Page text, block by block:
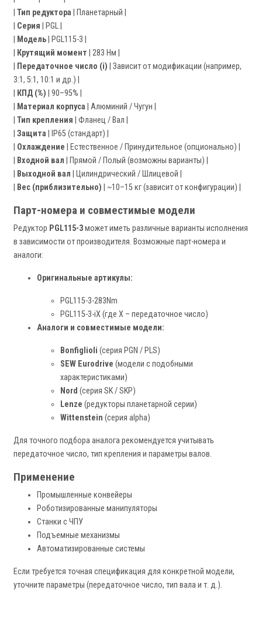
Тип редуктора | Планетарный |
Серия | PGL |
Модель | PGL115-3 |
Крутящий момент | 283 Нм |
Передаточное число (i) | Зависит от модификации (например,
3:1, 5:1, 10:1 и др.) |
КПД (%) | 90–95% |
Материал корпуса | Алюминий / Чугун |
Тип крепления | Фланец / Вал |
Защита | IP65 (стандарт) |
Охлаждение | Естественное / Принудительное (опционально) |
Входной вал | Прямой / Полый (возможны варианты) |
Выходной вал | Цилиндрический / Шлицевой |
Вес (приблизительно) | ~10–15 кг (зависит от конфигурации) |
Парт-номера и совместимые модели
Редуктор PGL115-3может иметь различные варианты исполнения
в зависимости от производителя. Возможные парт-номера и
аналоги:
Оригинальные артикулы:
PGL115-3-283Nm
PGL115-3-iX (где X – передаточное число)
Аналоги и совместимые модели:
Bonfiglioli (серия PGN / PLS)
SEW Eurodrive (модели с подобными
характеристиками)
Nord (серия SK / SKP)
Lenze (редукторы планетарной серии)
Wittenstein (серия alpha)
Для точного подбора аналога рекомендуется учитывать
передаточное число, тип крепления и параметры валов.
Применение
Промышленные конвейеры
Роботизированные манипуляторы
Станки с ЧПУ
Подъемные механизмы
Автоматизированные системы
Если требуется точная спецификация для конкретной модели,
уточните параметры (передаточное число, тип вала и т. д.).